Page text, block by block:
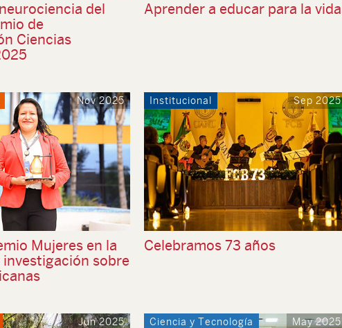
del
de
Ciencias
Aprender a educar para la vida
Nov 2025
Mujeres en la
investigación sobre
Institucional Sep 2025
Celebramos 73 años
Jun 2025 Ciencia y Tecnología May 2025